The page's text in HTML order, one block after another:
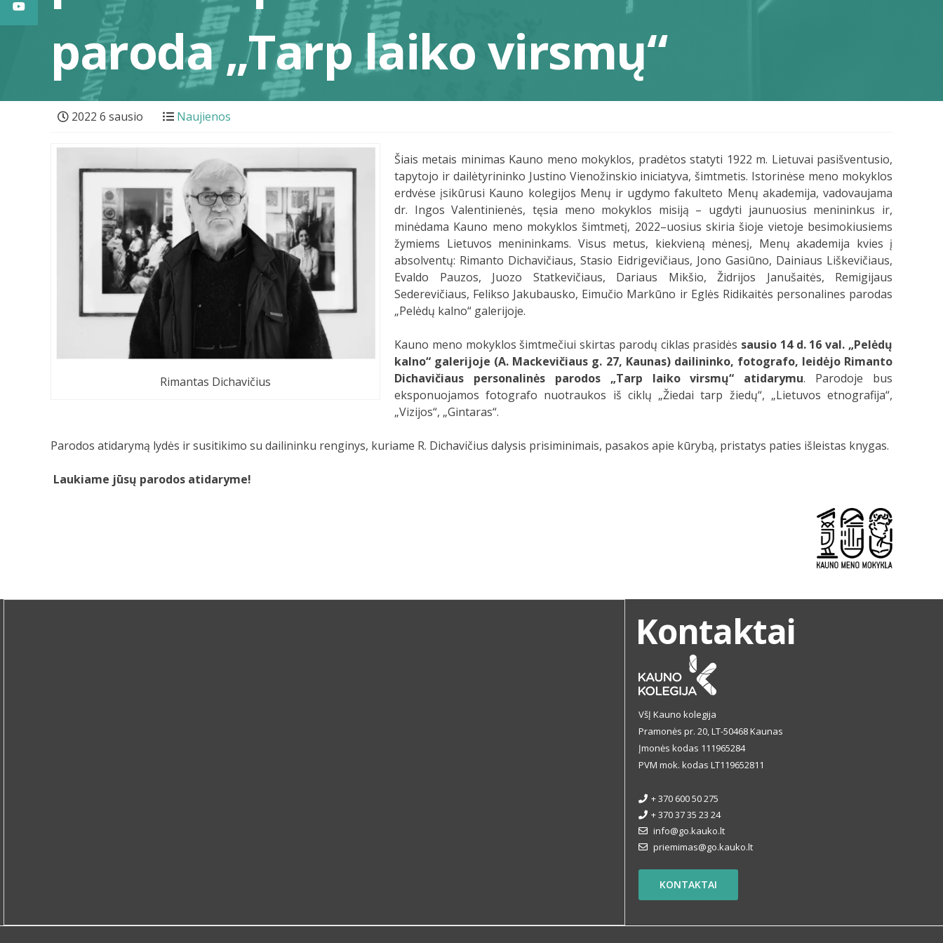
paroda „Tarp laiko virsmų“
2022 6 sausio Naujienos
Rimantas Dichavičius
Šiais metais minimas Kauno meno mokyklos, pradėtos statyti 1922 m. Lietuvai pasišventusio,
tapytojo ir dailėtyrininko Justino Vienožinskio iniciatyva, šimtmetis. Istorinėse meno mokyklos
erdvėse įsikūrusi Kauno kolegijos Menų ir ugdymo fakulteto Menų akademija, vadovaujama
dr. Ingos Valentinienės, tęsia meno mokyklos misiją – ugdyti jaunuosius menininkus ir,
minėdama Kauno meno mokyklos šimtmetį, 2022–uosius skiria šioje vietoje besimokiusiems
žymiems Lietuvos menininkams. Visus metus, kiekvieną mėnesį, Menų akademija kvies į
absolventų: Rimanto Dichavičiaus, Stasio Eidrigevičiaus, Jono Gasiūno, Dainiaus Liškevičiaus,
Evaldo Pauzos, Juozo Statkevičiaus, Dariaus Mikšio, Židrijos Janušaitės, Remigijaus
Sederevičiaus, Felikso Jakubausko, Eimučio Markūno ir Eglės Ridikaitės personalines parodas
„Pelėdų kalno“ galerijoje.
Kauno meno mokyklos šimtmečiui skirtas parodų ciklas prasidės sausio 14 d. 16 val. „Pelėdų
kalno“ galerijoje (A. Mackevičiaus g. 27, Kaunas) dailininko, fotografo, leidėjo Rimanto
Dichavičiaus personalinės parodos „Tarp laiko virsmų“ atidarymu. Parodoje bus
eksponuojamos fotografo nuotraukos iš ciklų „Žiedai tarp žiedų“, „Lietuvos etnografija“,
„Vizijos“, „Gintaras“.
Parodos atidarymą lydės ir susitikimo su dailininku renginys, kuriame R. Dichavičius dalysis prisiminimais, pasakos apie kūrybą, pristatys paties išleistas knygas.
Laukiame jūsų parodos atidaryme!
Kontaktai
VšĮ Kauno kolegija
Pramonės pr. 20, LT-50468 Kaunas
Įmonės kodas 111965284
PVM mok. kodas LT119652811
+ 370 600 50 275
+ 370 37 35 23 24
info@go.kauko.lt
priemimas@go.kauko.lt
KONTAKTAI